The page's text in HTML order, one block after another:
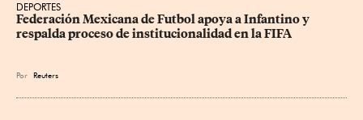
DEPORTES
Federación Mexicana de Futbol apoya a Infantino y
respalda proceso de institucionalidad en la FIFA
Por Reuters